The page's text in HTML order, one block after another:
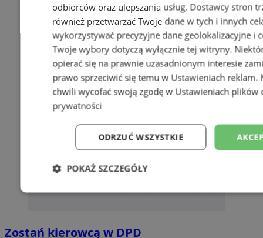
Zostań kierowcą w DPD
odbiorców oraz ulepszania usług. Dostawcy stron
również przetwarzać Twoje dane w tych i innych
wykorzystywać precyzyjne dane geolokalizacyjne i
Twoje wybory dotyczą wyłącznie tej witryny.
opierać się na prawnie uzasadnionym interesie
prawo sprzeciwić się temu w Ustawieniach reklam.
chwili wycofać swoją zgodę w Ustawieniach plików
prywatności
ODRZUĆ WSZYSTKIE
POKAŻ SZCZEGÓŁY
Niezbędne Wydajność